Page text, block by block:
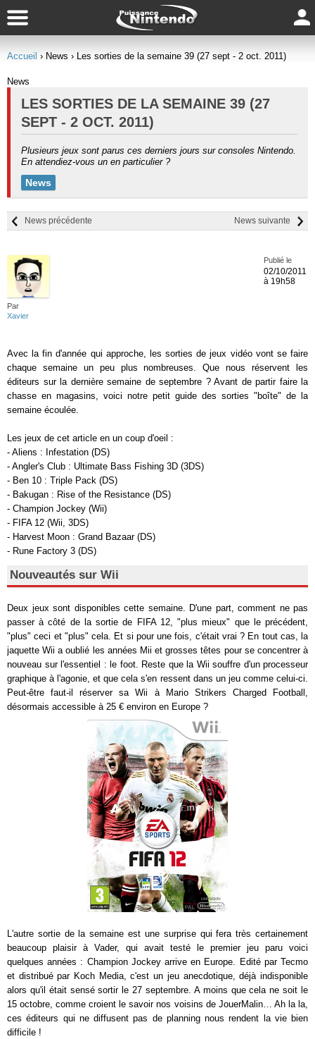
Accueil › News › Les sorties de la semaine 39 (27 sept - 2 oct. 2011)
News
LES SORTIES DE LA SEMAINE 39 (27
SEPT - 2 OCT. 2011)
Plusieurs jeux sont parus ces derniers jours sur consoles Nintendo.
En attendiez-vous un en particulier ?
News
News suivante
News précédente
Par
Xavier
Publié le
02/10/2011
à 19h58
Avec la fin d'année qui approche, les sorties de jeux vidéo vont se faire
chaque semaine un peu plus nombreuses. Que nous réservent les
éditeurs sur la dernière semaine de septembre ? Avant de partir faire la
chasse en magasins, voici notre petit guide des sorties "boîte" de la
semaine écoulée.
Les jeux de cet article en un coup d'oeil :
- Aliens : Infestation (DS)
- Angler's Club : Ultimate Bass Fishing 3D (3DS)
- Ben 10 : Triple Pack (DS)
- Bakugan : Rise of the Resistance (DS)
- Champion Jockey (Wii)
- FIFA 12 (Wii, 3DS)
- Harvest Moon : Grand Bazaar (DS)
- Rune Factory 3 (DS)
Nouveautés sur Wii
Deux jeux sont disponibles cette semaine. D'une part, comment ne pas
passer à côté de la sortie de FIFA 12, "plus mieux" que le précédent,
"plus" ceci et "plus" cela. Et si pour une fois, c'était vrai ? En tout cas, la
jaquette Wii a oublié les années Mii et grosses têtes pour se concentrer à
nouveau sur l'essentiel : le foot. Reste que la Wii souffre d'un processeur
graphique à l'agonie, et que cela s'en ressent dans un jeu comme celui-ci.
Peut-être faut-il réserver sa Wii à Mario Strikers Charged Football,
désormais accessible à 25 € environ en Europe ?
L'autre sortie de la semaine est une surprise qui fera très certainement
beaucoup plaisir à Vader, qui avait testé le premier jeu paru voici
quelques années : Champion Jockey arrive en Europe. Edité par Tecmo
et distribué par Koch Media, c'est un jeu anecdotique, déjà indisponible
alors qu'il était sensé sortir le 27 septembre. A moins que cela ne soit le
15 octobre, comme croient le savoir nos voisins de JouerMalin… Ah la la,
ces éditeurs qui ne diffusent pas de planning nous rendent la vie bien
difficile !